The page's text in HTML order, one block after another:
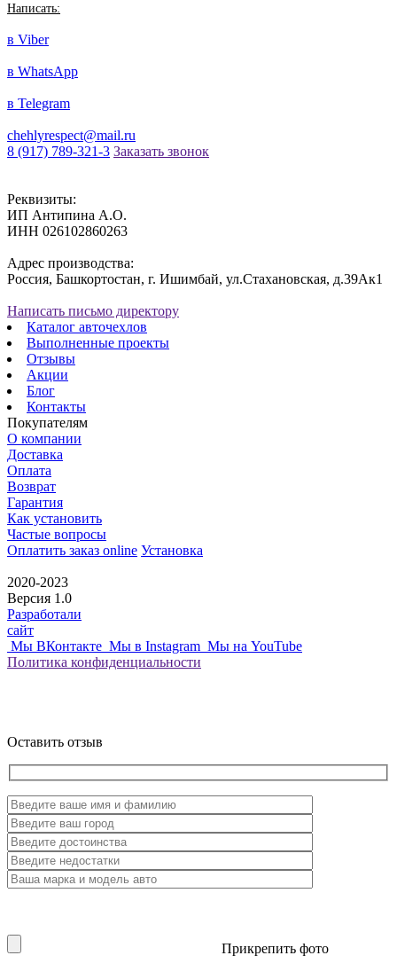
Написать:
в Viber
в WhatsApp
в Telegram
chehlyrespect@mail.ru
8 (917) 789-321-3 Заказать звонок
Реквизиты:
ИП Антипина А.О.
ИНН 026102860263
Адрес производства:
Россия, Башкортостан, г. Ишимбай, ул.Стахановская, д.39Ак1
Написать письмо директору
Каталог авточехлов
Выполненные проекты
Отзывы
Акции
Блог
Контакты
Покупателям
О компании
Доставка
Оплата
Возврат
Гарантия
Как установить
Частые вопросы
Оплатить заказ online Установка
2020-2023
Версия 1.0
Разработали
сайт
Мы ВКонтакте Мы в Instagram Мы на YouTube
Политика конфиденциальности
Оставить отзыв
Прикрепить фото